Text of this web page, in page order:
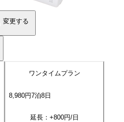
変更する
ワンタイムプラン
8,980円7泊8日
延長：+800円/日